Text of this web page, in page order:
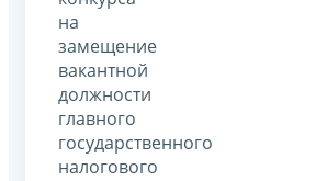
на
замещение
вакантной
должности
главного
государственного
налогового